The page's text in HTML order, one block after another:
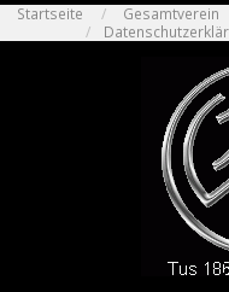
Skip
to
Startseite Gesamtverein